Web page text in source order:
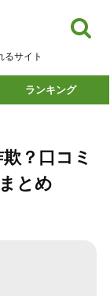
るサイト
ランキング
？口コミ
とめ